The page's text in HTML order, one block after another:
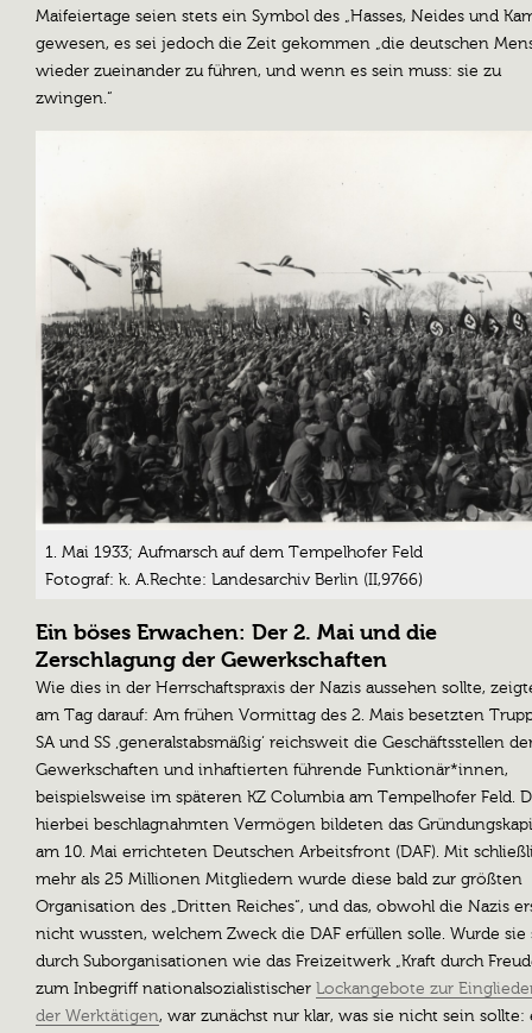
Maifeiertage seien stets ein Symbol des „Hasses, Neides und
gewesen, es sei jedoch die Zeit gekommen „die deutschen
wieder zueinander zu führen, und wenn es sein muss: sie zu
zwingen.“
1. Mai 1933; Aufmarsch auf dem Tempelhofer Feld
Fotograf: k. A.Rechte: Landesarchiv Berlin (II,9766)
Ein böses Erwachen: Der 2. Mai und die
Zerschlagung der Gewerkschaften
Wie dies in der Herrschaftspraxis der Nazis aussehen sollte,
am Tag darauf: Am frühen Vormittag des 2. Mais besetzten
SA und SS ‚generalstabsmäßig‘ reichsweit die Geschäftsstellen
Gewerkschaften und inhaftierten führende Funktionär*innen,
beispielsweise im späteren KZ Columbia am Tempelhofer Feld.
hierbei beschlagnahmten Vermögen bildeten das
am 10. Mai errichteten Deutschen Arbeitsfront (DAF). Mit
mehr als 25 Millionen Mitgliedern wurde diese bald zur größten
Organisation des „Dritten Reiches“, und das, obwohl die Nazis
nicht wussten, welchem Zweck die DAF erfüllen solle. Wurde sie
durch Suborganisationen wie das Freizeitwerk „Kraft durch
zum Inbegriff nationalsozialistischer Lockangebote zur
der Werktätigen, war zunächst nur klar, was sie nicht sein sollte: